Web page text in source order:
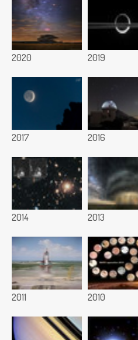
2020 2019
2017 2016
2014 2013
2011 2010